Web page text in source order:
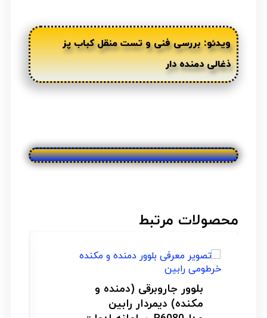
ویدئو: بررسی فنی و تست منقل کباب پز
ذغالی دمنده دار
محصولات مرتبط
جعبه بکس و آچار تخت
یکسر رینگی (۳۷ عددی) باس